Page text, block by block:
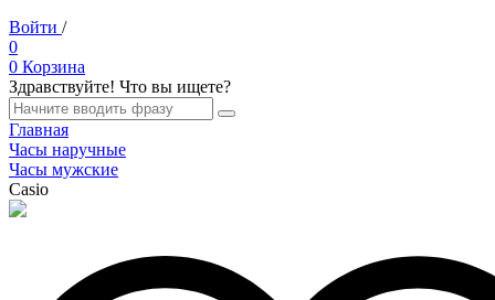
Войти /
0
0 Корзина
Здравствуйте! Что вы ищете?
Главная
Часы наручные
Часы мужские
Casio